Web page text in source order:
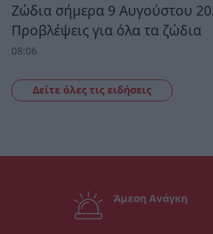
Ζώδια σήμερα 9 Αυγούστου
Προβλέψεις για όλα τα ζώδια
08:06
Δείτε όλες τις ειδήσεις
Άμεση Ανάγκη